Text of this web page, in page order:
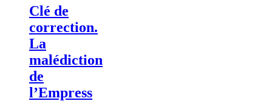
Clé de
correction.
La
malédiction
de
l’Empress